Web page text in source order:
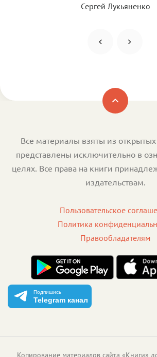
Сергей Лукьяненко
Все материалы взяты из
представлены исключительно в
целях. Все права на книги
издательствам.
Пользовательское
Политика
Правообладателям
Подпишись
Telegram канал
Копирование материалов сайта «Книги»